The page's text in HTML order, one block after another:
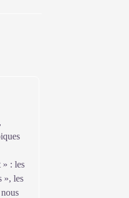
» : les
», les